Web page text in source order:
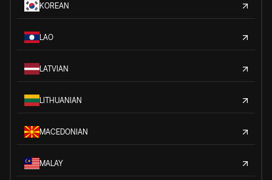
KOREAN
LAO
LATVIAN
LITHUANIAN
MACEDONIAN
MALAY